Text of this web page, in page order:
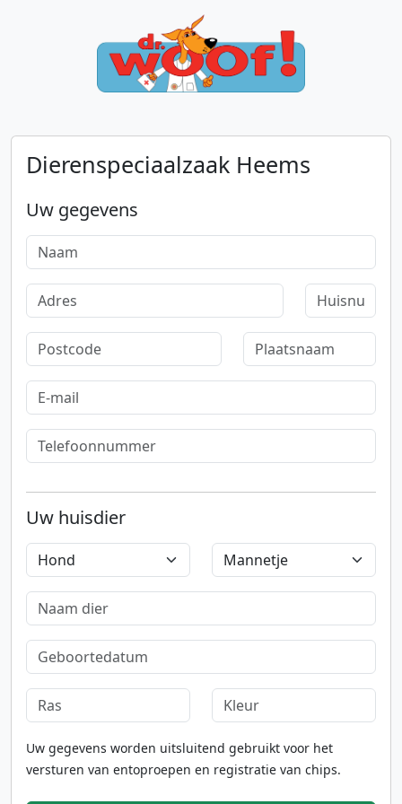
Dierenspeciaalzaak Heems
Uw gegevens
Uw huisdier
Uw gegevens worden uitsluitend gebruikt voor het
versturen van entoproepen en registratie van chips.